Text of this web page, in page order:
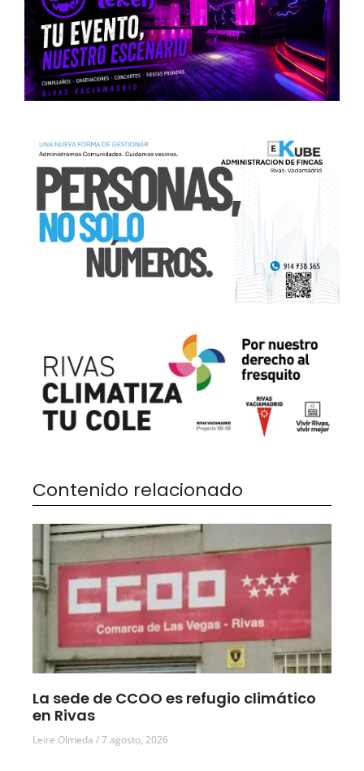
Contenido relacionado
La sede de CCOO es refugio climático
en Rivas
Leire Olmeda 7 agosto, 2026